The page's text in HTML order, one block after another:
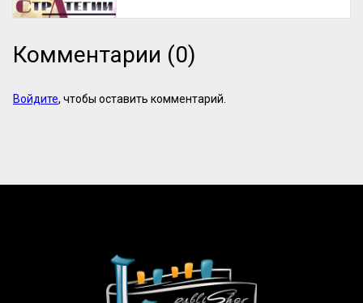
Комментарии (0)
Войдите, чтобы оставить комментарий.